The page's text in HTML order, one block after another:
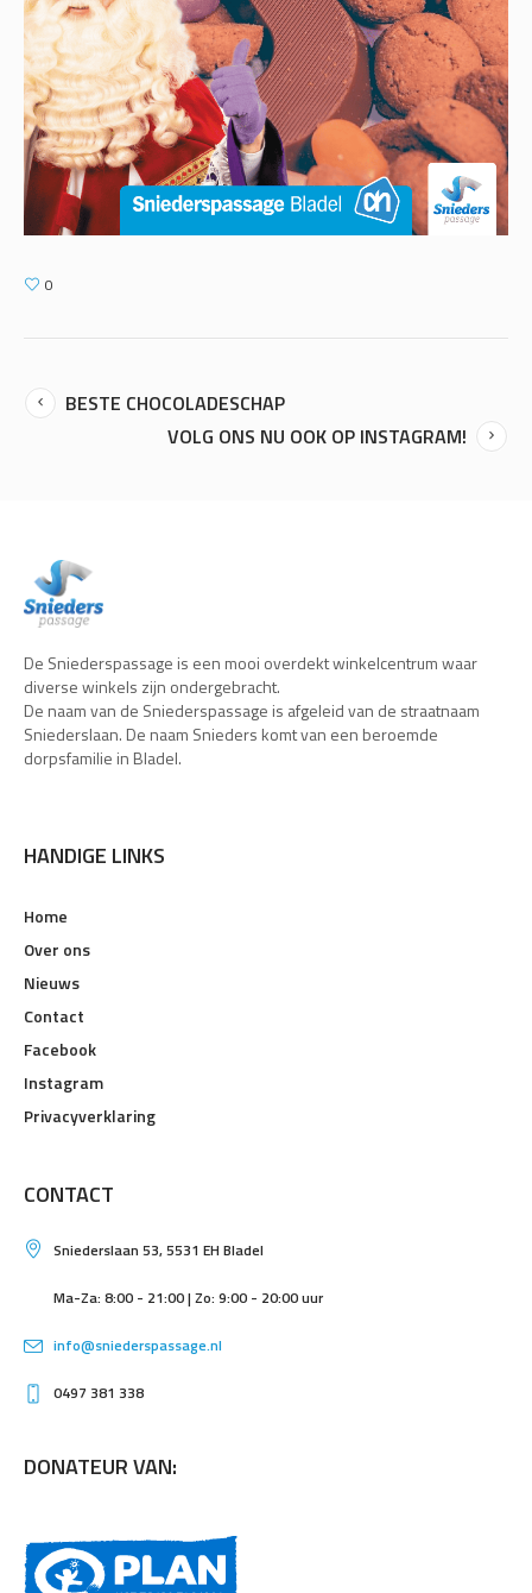
0
BESTE CHOCOLADESCHAP
VOLG ONS NU OOK OP INSTAGRAM!
De Sniederspassage is een mooi overdekt winkelcentrum waar
diverse winkels zijn ondergebracht.
De naam van de Sniederspassage is afgeleid van de straatnaam
Sniederslaan. De naam Snieders komt van een beroemde
dorpsfamilie in Bladel.
HANDIGE LINKS
Home
Over ons
Nieuws
Contact
Facebook
Instagram
Privacyverklaring
CONTACT
Sniederslaan 53, 5531 EH Bladel
Ma-Za: 8:00 - 21:00 | Zo: 9:00 - 20:00 uur
info@sniederspassage.nl
0497 381 338
DONATEUR VAN: